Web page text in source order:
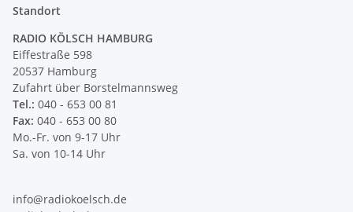
Standort
RADIO KÖLSCH HAMBURG
Eiffestraße 598
20537 Hamburg
Zufahrt über Borstelmannsweg
Tel.: 040 - 653 00 81
Fax: 040 - 653 00 80
Mo.-Fr. von 9-17 Uhr
Sa. von 10-14 Uhr
info@radiokoelsch.de